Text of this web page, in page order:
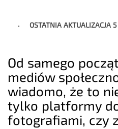
OSTATNIA AKTUALIZACJA
Od samego
mediów
wiadomo, że to
tylko platformy
fotografiami, czy